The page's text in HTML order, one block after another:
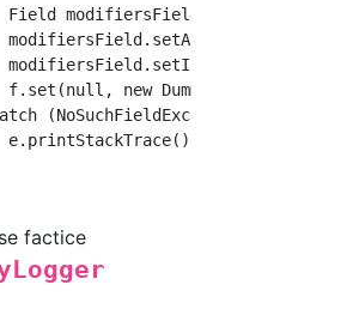
Field modifiersField =
modifiersField.setAccessible(true);
modifiersField.setInt(f,
f.set(null, new DummyLogger());//
(NoSuchFieldException |
e.printStackTrace();
factice